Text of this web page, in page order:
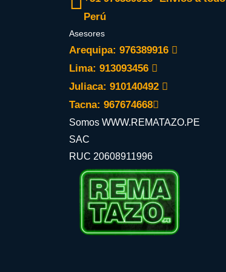
Perú
Asesores
Arequipa: 976389916
Lima: 913093456
Juliaca: 910140492
Tacna: 967674668
Somos WWW.REMATAZO.PE
SAC
RUC 20608911996